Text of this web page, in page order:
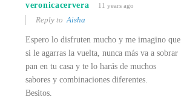
veronicacervera 11 years ago
Reply toAisha
Espero lo disfruten mucho y me imagino que
si le agarras la vuelta, nunca más va a sobrar
pan en tu casa y te lo harás de muchos
sabores y combinaciones diferentes.
Besitos.